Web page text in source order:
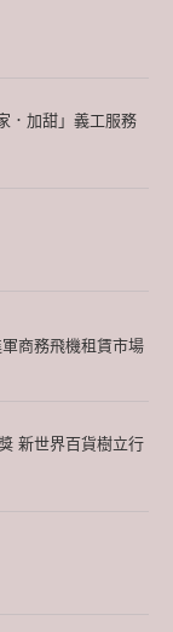
．加甜」義工服務
商務飛機租賃市場
新世界百貨樹立行